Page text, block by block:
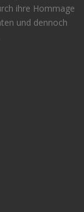
ihre Hommage
und dennoch